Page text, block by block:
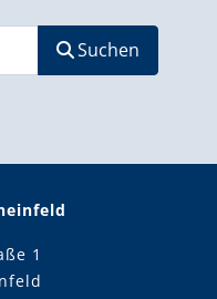
Suchen
1